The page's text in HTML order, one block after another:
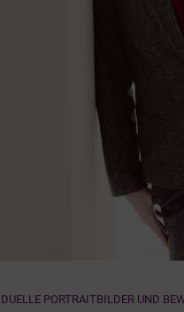
PORTRAITBILDER UND